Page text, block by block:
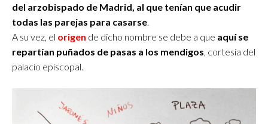
del arzobispado de Madrid, al que tenían que acudir
todas las parejas para casarse.
A su vez, el origen de dicho nombre se debe a que aquí se
repartían puñados de pasas a los mendigos, cortesía del
palacio episcopal.